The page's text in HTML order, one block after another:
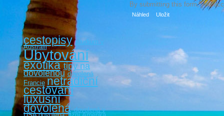
cestopisy studium v
Austrálii
Ubytování
exotika tipy na
dovolenou dovolená
Francie netradiční
cestování
luxusní
dovolená dovolená v
By submitting this form, you